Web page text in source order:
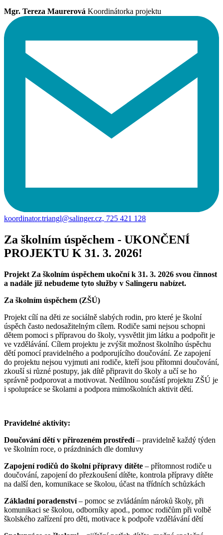
Mgr. Tereza Maurerová Koordinátorka projektu
koordinator.triangl@salinger.cz, 725 421 128
Za školním úspěchem - UKONČENÍ
PROJEKTU K 31. 3. 2026!
Projekt Za školním úspěchem ukoční k 31. 3. 2026 svou činnost
a nadále již nebudeme tyto služby v Salingeru nabízet.
Za školním úspěchem (ZŠÚ)
Projekt cílí na děti ze sociálně slabých rodin, pro které je školní
úspěch často nedosažitelným cílem. Rodiče sami nejsou schopni
dětem pomoci s přípravou do školy, vysvětlit jim látku a podpořit je
ve vzdělávání. Cílem projektu je zvýšit možnost školního úspěchu
dětí pomocí pravidelného a podporujícího doučování. Ze zapojení
do projektu nejsou vyjmuti ani rodiče, kteří jsou přítomni doučování,
zkouší si různé postupy, jak dítě připravit do školy a učí se ho
správně podporovat a motivovat. Nedílnou součástí projektu ZŠÚ je
i spolupráce se školami a podpora mimoškolních aktivit dětí.
Pravidelné aktivity:
Doučování dětí v přirozeném prostředí– pravidelně každý týden
ve školním roce, o prázdninách dle domluvy
Zapojení rodičů do školní přípravy dítěte – přítomnost rodiče u
doučování, zapojení do přezkoušení dítěte, kontrola přípravy dítěte
na další den, komunikace se školou, účast na třídních schůzkách
Základní poradenství– pomoc se zvládáním nároků školy, při
komunikaci se školou, odborníky apod., pomoc rodičům při volbě
školského zařízení pro děti, motivace k podpoře vzdělávání dětí